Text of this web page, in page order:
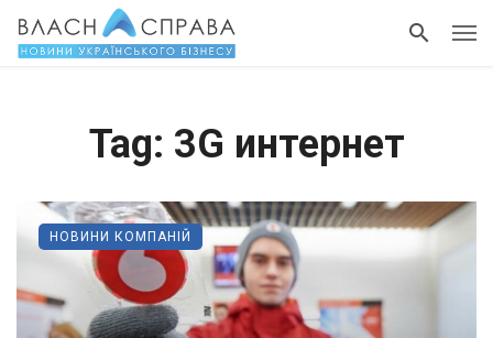
Tag: 3G интернет
НОВИНИ КОМПАНІЙ